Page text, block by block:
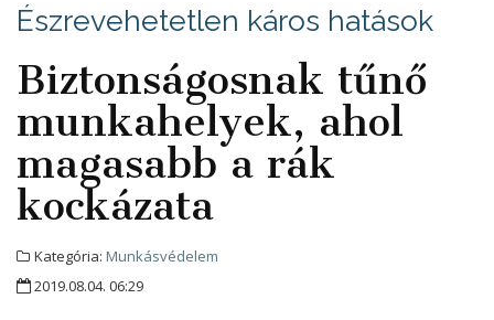
Észrevehetetlen káros hatások
Biztonságosnak tűnő
munkahelyek, ahol
magasabb a rák
kockázata
Kategória: Munkásvédelem
2019.08.04. 06:29